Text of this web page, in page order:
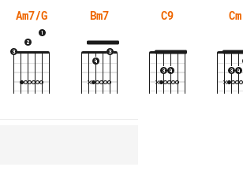
Am7/G Bm7 C9 Cm